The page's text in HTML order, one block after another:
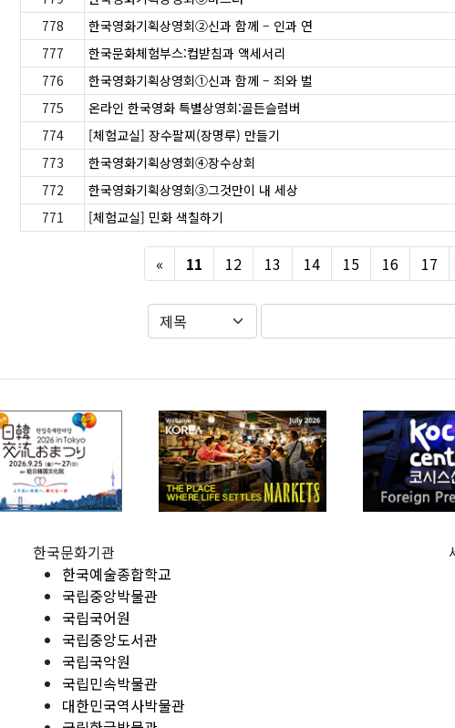
778
한국영화기획상영회②신과 함께 – 인과 연
777
한국문화체험부스:컵받침과 액세서리
776
한국영화기획상영회①신과 함께 – 죄와 벌
775
온라인 한국영화 특별상영회:골든슬럼버
774
[체험교실] 장수팔찌(장명루) 만들기
773
한국영화기획상영회④장수상회
772
한국영화기획상영회③그것만이 내 세상
771
[체험교실] 민화 색칠하기
« Previous
11 12 13 14 15 16 17
한국문화기관
한국예술종합학교
국립중앙박물관
국립국어원
국립중앙도서관
국립국악원
국립민속박물관
대한민국역사박물관